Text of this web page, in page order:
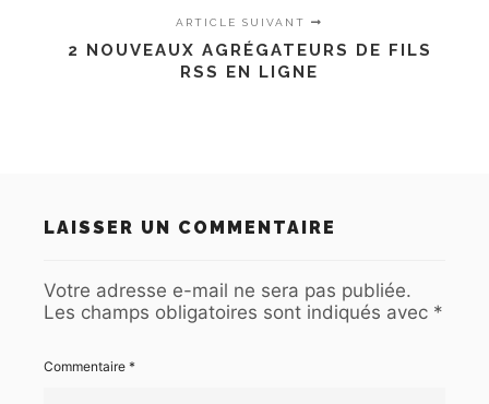
ARTICLE SUIVANT
2 NOUVEAUX AGRÉGATEURS DE FILS
RSS EN LIGNE
LAISSER UN COMMENTAIRE
Votre adresse e-mail ne sera pas publiée.
Les champs obligatoires sont indiqués avec *
Commentaire *